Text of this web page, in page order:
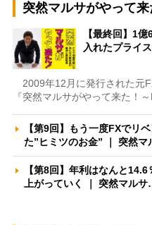
突然マルサがやって来
【最終回】1
入れたプライ
2009年12月に発行された元
『突然マルサがやって来た！
【第9回】もう一度FXでリ
た”ヒミツのお金” ｜ 突然
【第8回】年利はなんと
上がっていく ｜ 突然マル